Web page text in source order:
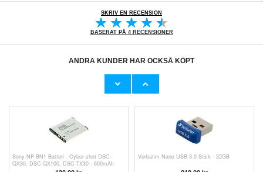
SKRIV EN RECENSION
BASERAT PÅ 4 RECENSIONER
ANDRA KUNDER HAR OCKSÅ KÖPT
Nikon EN-EL9 Batteri - D5000, D3000, D60
AgfaPhoto SDHC Kort 10426 - Klass 10 -
Sony NP-BN1 Batteri - Cyber-shot DSC-
QX30, DSC-QX100, DSC-TX30 - 600mAh
Verbatim Nano USB 3.0 Stick - 32GB